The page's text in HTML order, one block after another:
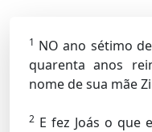
1 NO ano sétimo
quarenta anos
nome de sua mãe
2 E fez Joás o que